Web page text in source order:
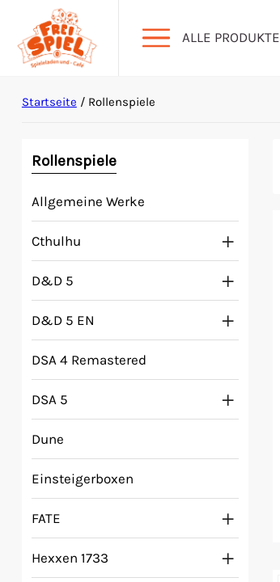
ALLE PRODUKTE
Aktion Hoher Spielwert
Escape Games
Events
Gesellschaftsspiele
Living Card Games
Malen/Modellbau
Sammelkartenspiele
Spielzubehör
Tabletop
Startseite / Rollenspiele
Rollenspiele
Allgemeine Werke
Cthulhu
D&D 5
D&D 5 EN
DSA 4 Remastered
DSA 5
Dune
Einsteigerboxen
FATE
Hexxen 1733